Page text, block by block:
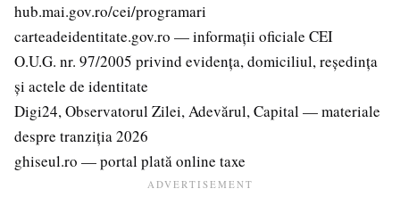
hub.mai.gov.ro/cei/programari
carteadeidentitate.gov.ro — informații oficiale CEI
O.U.G. nr. 97/2005 privind evidența, domiciliul, reședința
și actele de identitate
Digi24, Observatorul Zilei, Adevărul, Capital — materiale
despre tranziția 2026
ghiseul.ro — portal plată online taxe